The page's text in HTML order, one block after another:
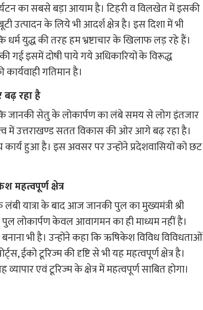
का सबसे बड़ा आयाम है। टिहरी व विलखेत में इसकी
उत्पादन के लिये भी आदर्श क्षेत्र है। इस दिशा में भी
धर्म युद्ध की तरह हम भ्रष्टाचार के खिलाफ लड़ रहे हैं।
इसमें दोषी पाये गये अधिकारियों के विरूद्ध
गतिमान है।
बढ़ रहा है
कि जानकी सेतु के लोकार्पण का लंबे समय से लोग इंतजार
में उत्तराखण्ड सतत विकास की ओर आगे बढ़ रहा है।
हुआ है। इस अवसर पर उन्होंने प्रदेशवासियों को छट
महत्वपूर्ण क्षेत्र
यात्रा के बाद आज जानकी पुल का मुख्यमंत्री श्री
पुल लोकार्पण केवल आवागमन का ही माध्यम नहीं है।
भी है। उन्होंने कहा कि ऋषिकेश विविध विविधताओं
ईको टूरिज्म की दृष्टि से भी यह महत्वपूर्ण क्षेत्र है।
एवं टूरिज्म के क्षेत्र में महत्वपूर्ण साबित होगा।